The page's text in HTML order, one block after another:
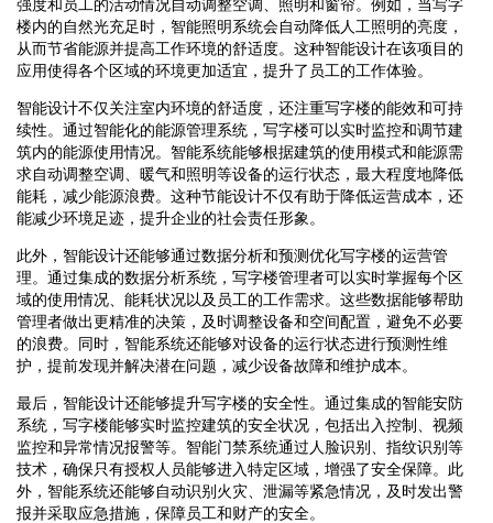
强度和员工的活动情况自动调整空调、照明和窗帘。例如，当写字
楼内的自然光充足时，智能照明系统会自动降低人工照明的亮度，
从而节省能源并提高工作环境的舒适度。这种智能设计在该项目的
应用使得各个区域的环境更加适宜，提升了员工的工作体验。
智能设计不仅关注室内环境的舒适度，还注重写字楼的能效和可持
续性。通过智能化的能源管理系统，写字楼可以实时监控和调节建
筑内的能源使用情况。智能系统能够根据建筑的使用模式和能源需
求自动调整空调、暖气和照明等设备的运行状态，最大程度地降低
能耗，减少能源浪费。这种节能设计不仅有助于降低运营成本，还
能减少环境足迹，提升企业的社会责任形象。
此外，智能设计还能够通过数据分析和预测优化写字楼的运营管
理。通过集成的数据分析系统，写字楼管理者可以实时掌握每个区
域的使用情况、能耗状况以及员工的工作需求。这些数据能够帮助
管理者做出更精准的决策，及时调整设备和空间配置，避免不必要
的浪费。同时，智能系统还能够对设备的运行状态进行预测性维
护，提前发现并解决潜在问题，减少设备故障和维护成本。
最后，智能设计还能够提升写字楼的安全性。通过集成的智能安防
系统，写字楼能够实时监控建筑的安全状况，包括出入控制、视频
监控和异常情况报警等。智能门禁系统通过人脸识别、指纹识别等
技术，确保只有授权人员能够进入特定区域，增强了安全保障。此
外，智能系统还能够自动识别火灾、泄漏等紧急情况，及时发出警
报并采取应急措施，保障员工和财产的安全。